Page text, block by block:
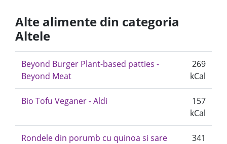
Alte alimente din categoria
Altele
Beyond Burger Plant-based patties -
Beyond Meat
269
kCal
Bio Tofu Veganer - Aldi
157
kCal
Rondele din porumb cu quinoa si sare
341